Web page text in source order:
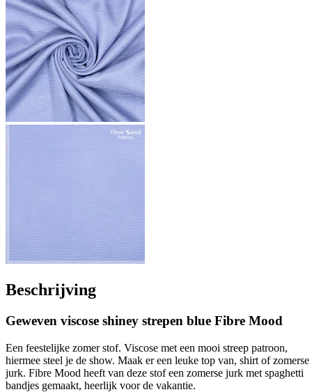
Beschrijving
Geweven viscose shiney strepen blue Fibre Mood
Een feestelijke zomer stof. Viscose met een mooi streep patroon,
hiermee steel je de show. Maak er een leuke top van, shirt of zomerse
jurk. Fibre Mood heeft van deze stof een zomerse jurk met spaghetti
bandjes gemaakt, heerlijk voor de vakantie.